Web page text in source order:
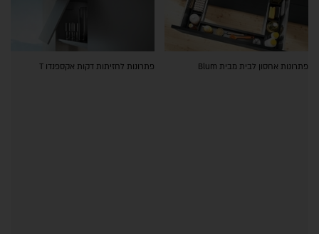
פתרונות אחסון לבית מבית Blum פתרונות לחזיתות דקות אקספנדו T